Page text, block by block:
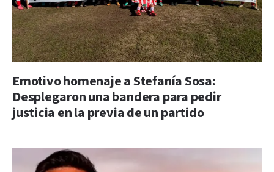
Emotivo homenaje a Stefanía Sosa:
Desplegaron una bandera para pedir
justicia en la previa de un partido